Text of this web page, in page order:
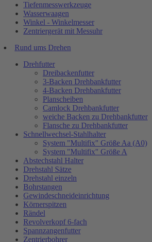
Tiefenmesswerkzeuge
Wasserwaagen
Winkel - Winkelmesser
Zentriergerät mit Messuhr
Rund ums Drehen
Drehfutter
Dreibackenfutter
3-Backen Drehbankfutter
4-Backen Drehbankfutter
Planscheiben
Camlock Drehbankfutter
weiche Backen zu Drehbankfutter
Flansche zu Drehbankfutter
Schnellwechsel-Stahlhalter
System "Multifix" Größe Aa (A0)
System "Multifix" Größe A
Abstechstahl Halter
Drehstahl Sätze
Drehstahl einzeln
Bohrstangen
Gewindeschneideinrichtung
Körnerspitzen
Rändel
Revolverkopf 6-fach
Spannzangenfutter
Zentrierbohrer